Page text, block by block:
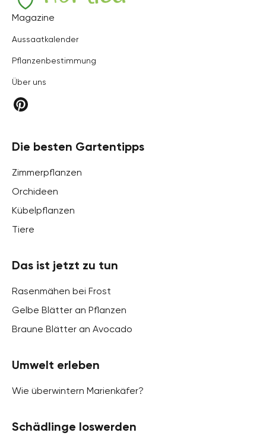
Hortica
Magazine
Aussaatkalender
Pflanzenbestimmung
Über uns
Die besten Gartentipps
Zimmerpflanzen
Orchideen
Kübelpflanzen
Tiere
Das ist jetzt zu tun
Rasenmähen bei Frost
Gelbe Blätter an Pflanzen
Braune Blätter an Avocado
Umwelt erleben
Wie überwintern Marienkäfer?
Schädlinge loswerden